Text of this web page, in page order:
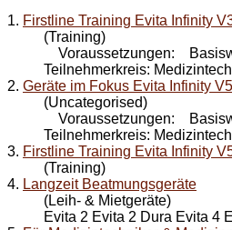
1. Firstline Training Evita Infinity
(Training)
Voraussetzungen:
Teilnehmerkreis:
2. Geräte im Fokus Evita Infinity
(Uncategorised)
Voraussetzungen:
Teilnehmerkreis:
3. Firstline Training Evita Infinity
(Training)
4. Langzeit Beatmungsgeräte
(Leih- & Mietgeräte)
Evita 2 Evita 2 Dura Evita 4